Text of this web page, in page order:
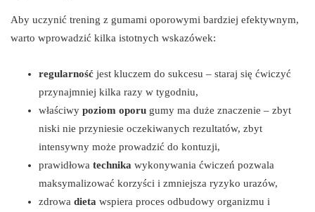
Aby uczynić trening z gumami oporowymi bardziej efektywnym,
warto wprowadzić kilka istotnych wskazówek:
regularność jest kluczem do sukcesu – staraj się ćwiczyć
przynajmniej kilka razy w tygodniu,
właściwy poziom oporu gumy ma duże znaczenie – zbyt
niski nie przyniesie oczekiwanych rezultatów, zbyt
intensywny może prowadzić do kontuzji,
prawidłowa technika wykonywania ćwiczeń pozwala
maksymalizować korzyści i zmniejsza ryzyko urazów,
zdrowa dieta wspiera proces odbudowy organizmu i